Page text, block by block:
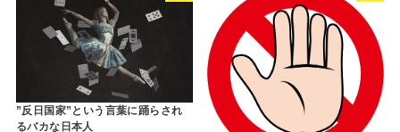
”反日国家”という言葉に踊らされ
るバカな日本人